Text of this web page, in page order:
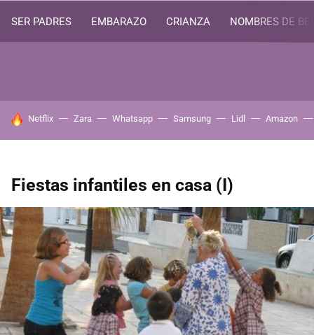
SER PADRES EMBARAZO CRIANZA NOMBRES DE
HOY SE HABLA DE
Netflix Zara Whatsapp Samsung Lidl Amazon
Fiestas infantiles en casa (I)